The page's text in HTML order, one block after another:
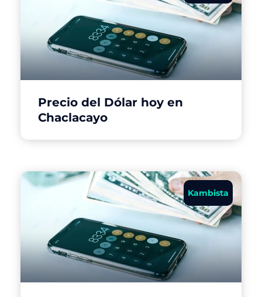
Precio del Dólar hoy en
Chaclacayo
Kambista